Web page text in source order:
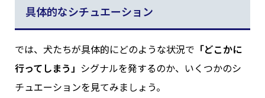
具体的なシチュエーション
では、犬たちが具体的にどのような状況で 「どこかに
行ってしまう」 シグナルを発するのか、いくつかのシ
チュエーションを見てみましょう。